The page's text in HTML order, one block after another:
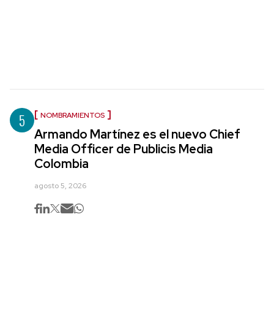
5 NOMBRAMIENTOS
Armando Martínez es el nuevo Chief
Media Officer de Publicis Media
Colombia
agosto 5, 2026